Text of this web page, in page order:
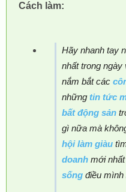
Cách làm:
Hãy nhanh tay
nhất trong ngày
nắm bắt các
những tin tức
bất động sản
gì nữa mà
hội làm giàu
doanh mới
sống điều mình